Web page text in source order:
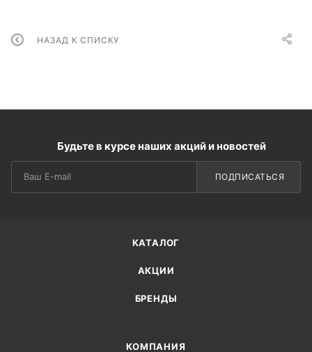
НАЗАД К СПИСКУ
Будьте в курсе наших акций и новостей
ПОДПИСАТЬСЯ
КАТАЛОГ
АКЦИИ
БРЕНДЫ
КОМПАНИЯ